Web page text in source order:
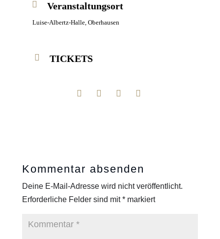
Veranstaltungsort
Luise-Albertz-Halle, Oberhausen
TICKETS
Kommentar absenden
Deine E-Mail-Adresse wird nicht veröffentlicht.
Erforderliche Felder sind mit*markiert